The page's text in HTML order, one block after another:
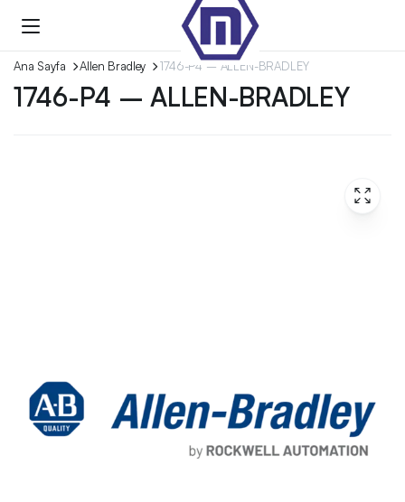
Ana Sayfa Allen Bradley 1746-P4 – ALLEN-BRADLEY
1746-P4 – ALLEN-BRADLEY